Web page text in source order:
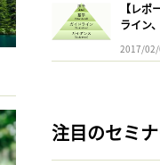
【レ
ライン
2017/
注目のセミ